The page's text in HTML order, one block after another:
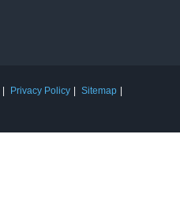
Privacy Policy
Sitemap